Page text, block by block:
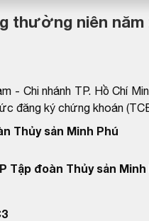
thường niên năm
- Chi nhánh TP. Hồ Chí
đăng ký chứng khoán
Thủy sản Minh Phú
Tập đoàn Thủy sản Minh